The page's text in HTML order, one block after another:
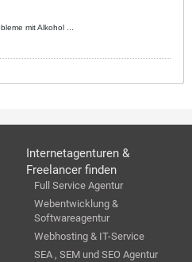
mit Alkohol ...
Internetagenturen &
Freelancer finden
Full Service Agentur
Webentwicklung &
Softwareagentur
Webhosting & IT-Service
SEA , SEM und SEO Agentur